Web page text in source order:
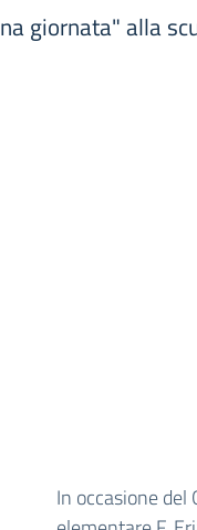
giornata" alla
In occasione del